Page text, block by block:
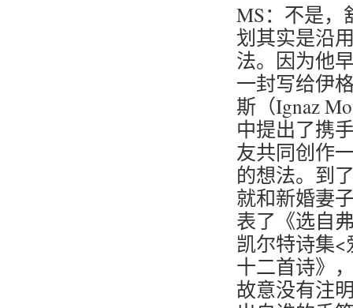
MS：不是，
划其实是沿
法。因为他
一封写给伊
斯（Ignaz
中提出了携
友共同创作
的想法。到
就和新婚妻
表了《选自
凯尔特诗集
十二首诗》
故意没有注